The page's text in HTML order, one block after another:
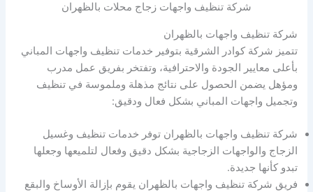
شركة تنظيف واجهات زجاج محلات بالظهران
شركة تنظيف واجهات بالظهران
تتميز شركة كوادر الشرقية بتوفير خدمات تنظيف واجهات المباني
بأعلى معايير الجودة والاحترافية، وتفتخر بفريق عمل مدرب
ومؤهل يضمن الحصول على نتائج مذهلة وملموسة في تنظيف
وتجميل واجهات المباني بشكل فعال ودقيق:
شركة تنظيف واجهات بالظهران توفر خدمات تنظيف وغسيل
الزجاج والواجهات الزجاجية بشكل دقيق وفعال لتلميعها وجعلها
تبدو كأنها جديدة.
فريق شركة تنظيف واجهات بالظهران يقوم بإزالة الأوساخ والبقع